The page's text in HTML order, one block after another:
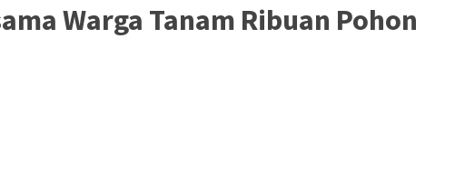
Warga Tanam Ribuan Pohon